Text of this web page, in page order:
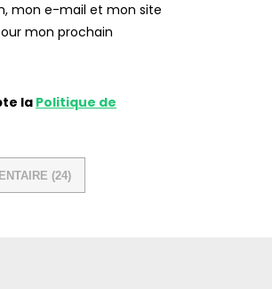
mon e-mail et mon site
mon prochain
la Politique de